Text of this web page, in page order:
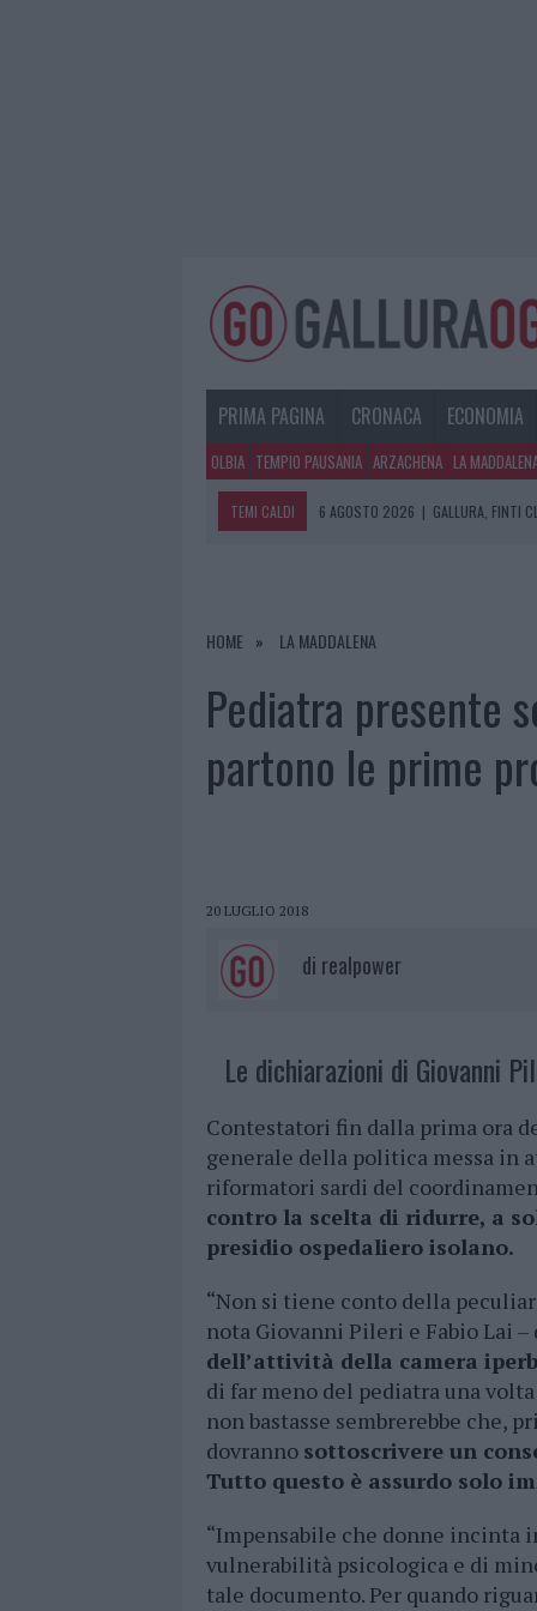
PRIMA PAGINA CRONACA ECONOMIA
OLBIA TEMPIO PAUSANIA ARZACHENA LA
TEMI CALDI 6 AGOSTO 2026 | METEO OLBIA 7
6 AGOSTO 2026 | CALANGIANUS, ALLARME SUL
HOME LA MADDALENA
Pediatra presente
partono le prime
20 LUGLIO 2018
di realpower
Le dichiarazioni di Giovanni
Contestatori fin dalla prima ora
generale della politica messa in
riformatori sardi del
contro la scelta di ridurre, a
presidio ospedaliero isolano.
“Non si tiene conto della
nota Giovanni Pileri e Fabio Lai –
dell’attività della camera
di far meno del pediatra una
non bastasse sembrerebbe che,
dovranno sottoscrivere un
Tutto questo è assurdo solo
“Impensabile che donne incinta
vulnerabilità psicologica e di
tale documento. Per quando